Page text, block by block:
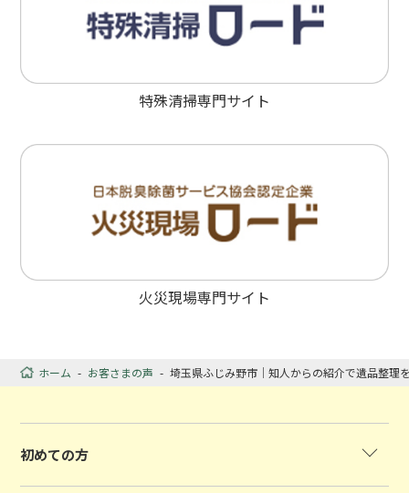
特殊清掃専門サイト
火災現場専門サイト
ホーム - お客さまの声 - 埼玉県ふじみ野市｜知人からの紹介で遺品整理
初めての方